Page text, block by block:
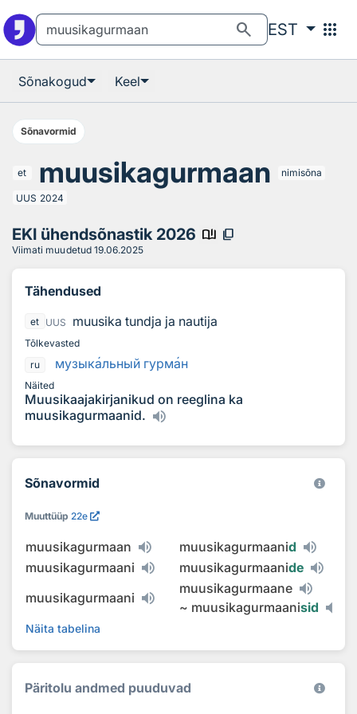
search EST apps
Sõnakogud Keel
Sõnavormid
et muusikagurmaan nimisõna
UUS 2024
EKI ühendsõnastik 2026 book_ribbon content_copy
Viimati muudetud 19.06.2025
Tähendused
et UUS muusika tundja ja nautija
Tõlkevasted
ru
музыкальный гурман
Näited
Muusikaajakirjanikud on reeglina ka
muusikagurmaanid.
Sõnavormid
Muuttüüp 22e
muusikagurmaan muusikagurmaanid
muusikagurmaani
muusikagurmaanide
muusikagurmaani
muusikagurmaane
~ muusikagurmaanisid
Näita tabelina
Päritolu andmed puuduvad